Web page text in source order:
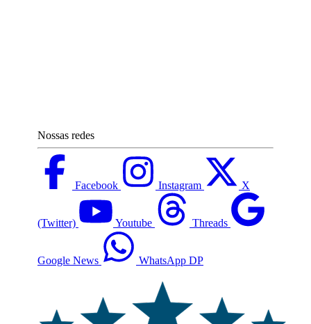
Nossas redes
Facebook Instagram X
(Twitter) Youtube Threads
Google News WhatsApp DP